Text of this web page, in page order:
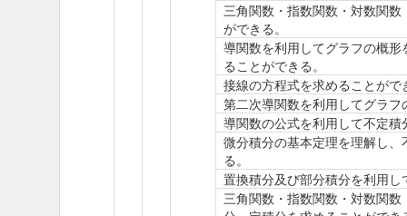
三角関数・指数関数・対数関
ができる。
導関数を利用してグラフの概
ることができる。
接線の方程式を求めることがで
第二次導関数を利用してグラ
導関数の公式を利用して不定
微分積分の基本定理を理解し
る。
置換積分及び部分積分を利用
三角関数・指数関数・対数関